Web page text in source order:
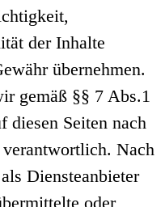
der Inhalte
übernehmen.
gemäß §§ 7 Abs.1
diesen Seiten nach
Nach
Diensteanbieter
oder